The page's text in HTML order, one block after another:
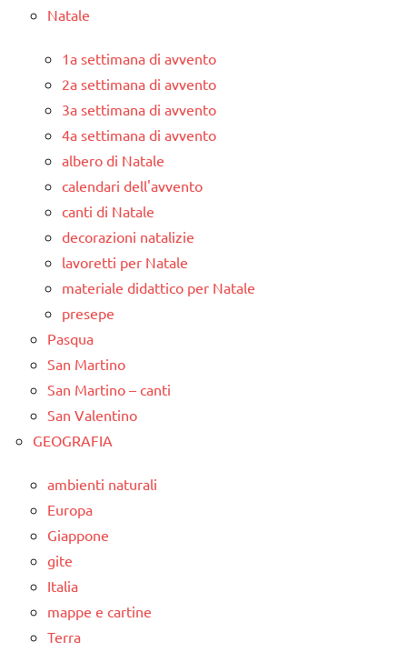
Natale
1a settimana di avvento
2a settimana di avvento
3a settimana di avvento
4a settimana di avvento
albero di Natale
calendari dell'avvento
canti di Natale
decorazioni natalizie
lavoretti per Natale
materiale didattico per Natale
presepe
Pasqua
San Martino
San Martino – canti
San Valentino
GEOGRAFIA
ambienti naturali
Europa
Giappone
gite
Italia
mappe e cartine
Terra